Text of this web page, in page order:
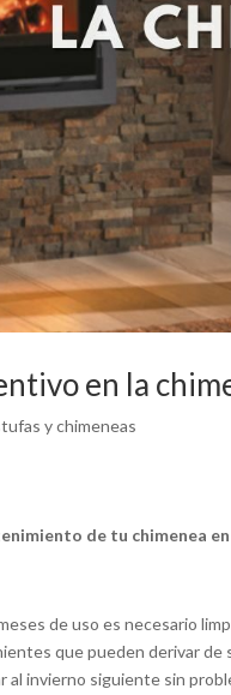
en la
y chimeneas
de tu chimenea
de uso es necesario
que pueden derivar
al invierno siguiente sin